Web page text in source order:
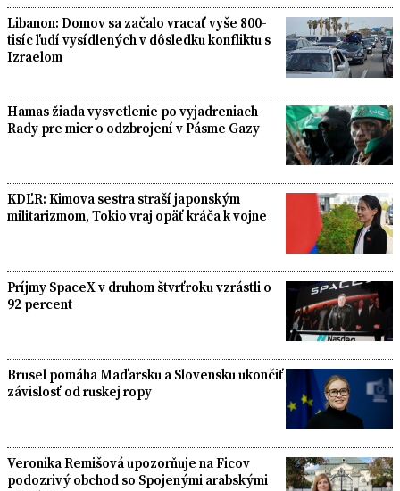
Libanon: Domov sa začalo vracať vyše 800-
tisíc ľudí vysídlených v dôsledku konfliktu s
Izraelom
Hamas žiada vysvetlenie po vyjadreniach
Rady pre mier o odzbrojení v Pásme Gazy
KDĽR: Kimova sestra straší japonským
militarizmom, Tokio vraj opäť kráča k vojne
Príjmy SpaceX v druhom štvrťroku vzrástli o
92 percent
Brusel pomáha Maďarsku a Slovensku ukončiť
závislosť od ruskej ropy
Veronika Remišová upozorňuje na Ficov
podozrivý obchod so Spojenými arabskými